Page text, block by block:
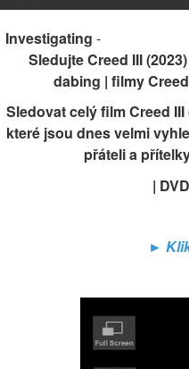
Investigating -
Sledujte Creed III
dabing | filmy
Sledovat celý film Creed
které jsou dnes velmi
přáteli a
|
►